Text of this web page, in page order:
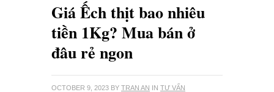
Giá Ếch thịt bao nhiêu
tiền 1Kg? Mua bán ở
đâu rẻ ngon
OCTOBER 9, 2023 BY TRAN AN IN TƯ VẤN